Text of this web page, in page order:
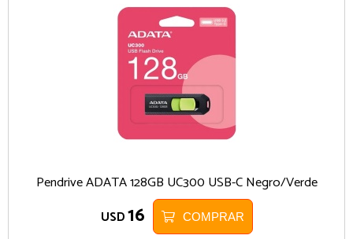
Pendrive ADATA 128GB UC300 USB-C Negro/Verde
USD16 COMPRAR